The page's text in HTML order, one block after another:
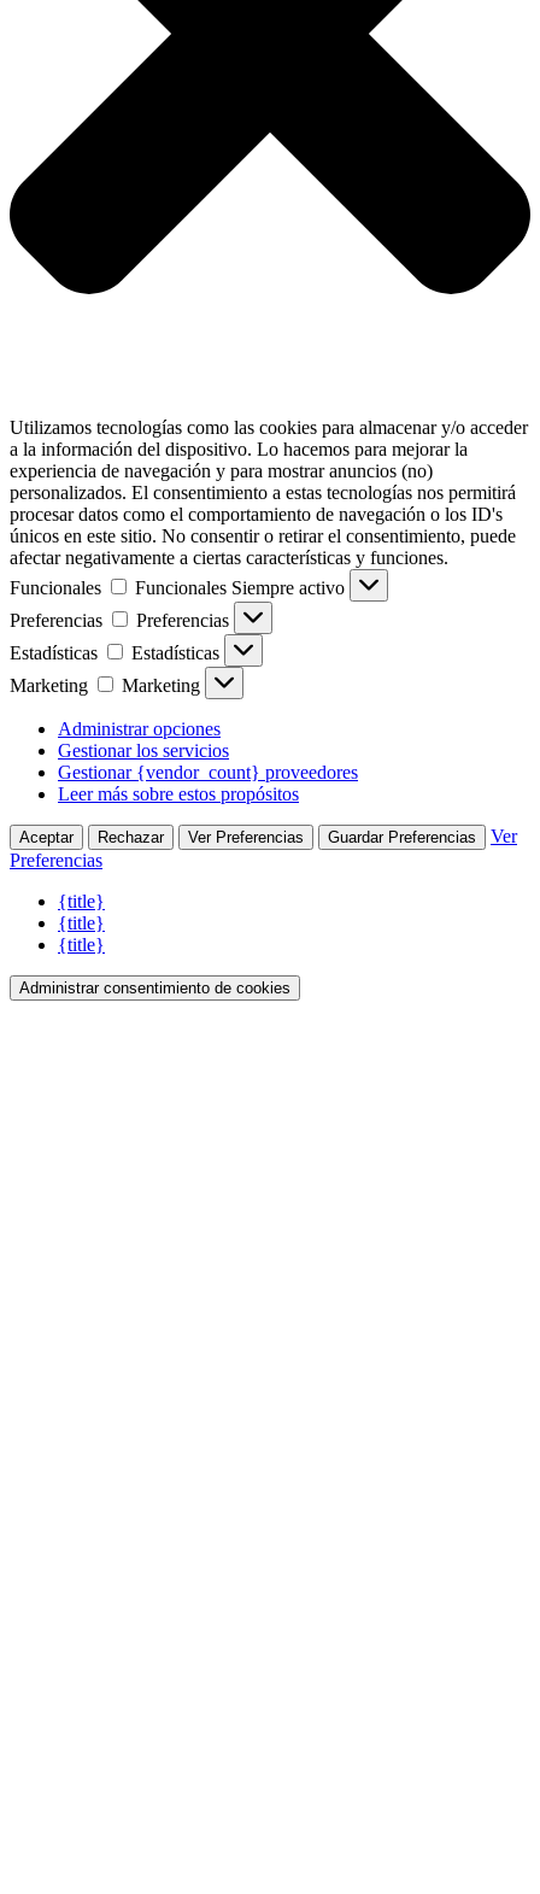
Utilizamos tecnologías como las cookies para almacenar y/o acceder
a la información del dispositivo. Lo hacemos para mejorar la
experiencia de navegación y para mostrar anuncios (no)
personalizados. El consentimiento a estas tecnologías nos permitirá
procesar datos como el comportamiento de navegación o los ID's
únicos en este sitio. No consentir o retirar el consentimiento, puede
afectar negativamente a ciertas características y funciones.
Funcionales
Funcionales Siempre activo
Preferencias
Preferencias
Estadísticas
Estadísticas
Marketing
Marketing
Administrar opciones
Gestionar los servicios
Gestionar {vendor_count} proveedores
Leer más sobre estos propósitos
Aceptar Rechazar Ver Preferencias Guardar Preferencias
Ver
Preferencias
{title}
{title}
{title}
Administrar consentimiento de cookies